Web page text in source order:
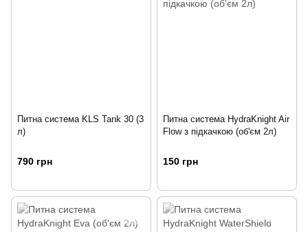
Питна система KLS Tank 30 (3
л)
790 грн
Питна система HydraKnight Air
Flow з підкачкою (об'єм 2л)
150 грн